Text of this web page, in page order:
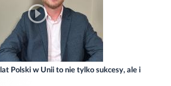
Polski w Unii to nie tylko sukcesy, ale i